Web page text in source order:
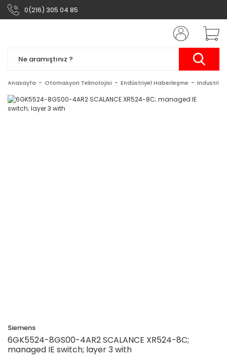
0(216) 305 04 85
Anasayfa Otomasyon Teknolojisi Endüstriyel Haberleşme Industrial
Siemens
6GK5524-8GS00-4AR2 SCALANCE XR524-8C;
managed IE switch; layer 3 with